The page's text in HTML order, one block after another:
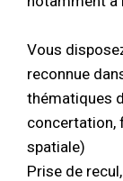
Vous
reconnue
thématiques
concertation,
spatiale)
Prise de